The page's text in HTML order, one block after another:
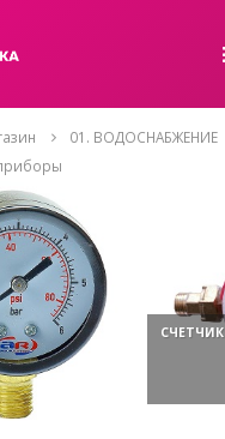
01. ВОДОСНАБЖЕНИЕ
СЧЕТЧИК